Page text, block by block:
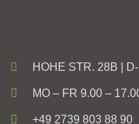
HOHE STR. 28B |
MO – FR 9.00 –
+49 2739 803 88 90